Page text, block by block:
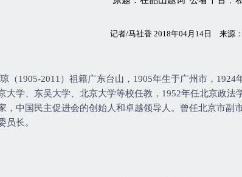
记者/马社香 2018年04月14日 来源
1905-2011）祖籍广东台山，1905年生于广州市，1924
大学、东吴大学、北京大学等校任教，1952年任北京政
，中国民主促进会的创始人和卓越领导人。曾任北京市
员长。